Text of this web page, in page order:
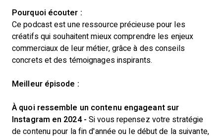
Pourquoi écouter :
Ce podcast est une ressource précieuse pour les
créatifs qui souhaitent mieux comprendre les enjeux
commerciaux de leur métier, grâce à des conseils
concrets et des témoignages inspirants.
Meilleur épisode :
À quoi ressemble un contenu engageant sur
Instagram en 2024 -Si vous repensez votre stratégie
de contenu pour la fin d'année ou le début de la suivante,